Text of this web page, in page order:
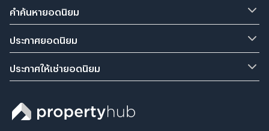
คำค้นหายอดนิยม
ประกาศยอดนิยม
ประกาศให้เช่ายอดนิยม